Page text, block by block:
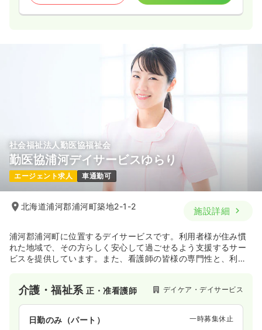
社会福祉法人勤医協福祉会
勤医協浦河デイサービスゆらり
エージェント求人 車通勤可
北海道浦河郡浦河町築地2-1-2 施設詳細
浦河郡浦河町に位置するデイサービスです。利用者様が住み慣
れた地域で、その方らしく安心して過ごせるよう支援するサー
ビスを提供しています。また、看護師の皆様の専門性と、利用
介護・福祉系正・准看護師 デイケア・デイサービス
日勤のみ（パート） 一時募集休止